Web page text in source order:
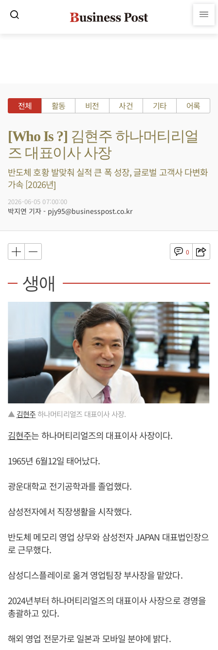
전체 활동 비전 사건 기타 어록
[Who Is ?] 김현주 하나머티리얼
즈 대표이사 사장
반도체 호황 발맞춰 실적 큰 폭 성장, 글로벌 고객사 다변화
가속 [2026년]
2026-06-05 07:00:00
박지연 기자 - pjy95@businesspost.co.kr
0
생애
▲ 김현주하나머티리얼즈 대표이사 사장.
김현주는 하나머티리얼즈의 대표이사 사장이다.
1965년 6월12일 태어났다.
광운대학교 전기공학과를 졸업했다.
삼성전자에서 직장생활을 시작했다.
반도체 메모리 영업 상무와 삼성전자 JAPAN 대표법인장으
로 근무했다.
삼성디스플레이로 옮겨 영업팀장 부사장을 맡았다.
2024년부터 하나머티리얼즈의 대표이사 사장으로 경영을
총괄하고 있다.
해외 영업 전문가로 일본과 모바일 분야에 밝다.